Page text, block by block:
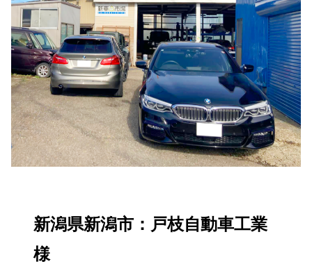
新潟県新潟市：戸枝自動車工業
様